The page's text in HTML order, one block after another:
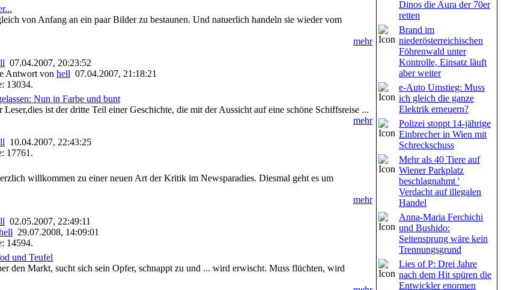
von Anfang an ein paar Bilder zu bestaunen. Und natuerlich handeln sie wieder vom
mehr
07.04.2007, 20:23:52
Antwort von hell 07.04.2007, 21:18:21
13034.
Nun in Farbe und bunt
Leser,dies ist der dritte Teil einer Geschichte, die mit der Aussicht auf eine schöne Schiffsreise ...
mehr
10.04.2007, 22:43:25
17761.
willkommen zu einer neuen Art der Kritik im Newsparadies. Diesmal geht es um
mehr
02.05.2007, 22:49:11
29.07.2008, 14:09:01
14594.
und Teufel
den Markt, sucht sich sein Opfer, schnappt zu und ... wird erwischt. Muss flüchten, wird
Dinos die Aura der 70er
retten
Brand im
niederösterreichischen
Föhrenwald unter
Kontrolle, Einsatz läuft
aber weiter
e-Auto Umstieg: Muss
ich gleich die ganze
Elektrik erneuern?
Polizei stoppt 14-jährige
Einbrecher in Wien mit
Schreckschuss
Mehr als 40 Tiere auf
Wiener Parkplatz
beschlagnahmt '
Verdacht auf illegalen
Handel
Anna-Maria Ferchichi
und Bushido:
Seitensprung wäre kein
Trennungsgrund
Lies of P: Drei Jahre
nach dem Hit spüren die
Entwickler enormen